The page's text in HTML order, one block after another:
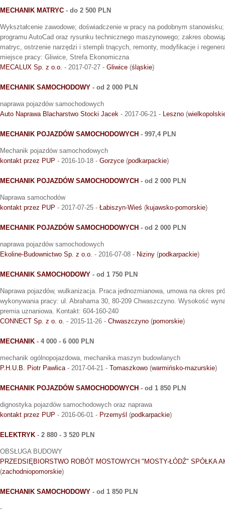
MECHANIK MATRYC - do 2 500 PLN
Wykształcenie zawodowe; doświadczenie w pracy na podobnym
programu AutoCad oraz rysunku technicznego maszynowego; zakres
matryc, ostrzenie narzędzi i stempli tnących, remonty, modyfikacje i
miejsce pracy: Gliwice, Strefa Ekonomiczna
MECALUX Sp. z o.o. - 2017-07-27 - Gliwice (śląskie)
MECHANIK SAMOCHODOWY - od 2 000 PLN
naprawa pojazdów samochodowych
Auto Naprawa Blacharstwo Stocki Jacek - 2017-06-21 - Leszno (
MECHANIK POJAZDÓW SAMOCHODOWYCH - 997,4 PLN
Mechanik pojazdów samochodowych
kontakt przez PUP - 2016-10-18 - Gorzyce (podkarpackie)
MECHANIK POJAZDÓW SAMOCHODOWYCH - od 2 000 PLN
Naprawa samochodów
kontakt przez PUP - 2017-07-25 - Łabiszyn-Wieś (kujawsko-pomorskie)
MECHANIK POJAZDÓW SAMOCHODOWYCH - od 2 000 PLN
naprawa pojazdów samochodowych
Ekoline-Budownictwo Sp. z o.o. - 2016-07-08 - Niziny (podkarpackie)
MECHANIK SAMOCHODOWY - od 1 750 PLN
Naprawa pojazdów, wulkanizacja. Praca jednozmianowa, umowa na okres
wykonywania pracy: ul. Abrahama 30, 80-209 Chwaszczyno. Wysokość
premia uznaniowa. Kontakt: 604-160-240
CONNECT Sp. z o. o. - 2015-11-26 - Chwaszczyno (pomorskie)
MECHANIK - 4 000 - 6 000 PLN
mechanik ogólnopojazdowa, mechanika maszyn budowlanych
P.H.U.B. Piotr Pawlica - 2017-04-21 - Tomaszkowo (warmińsko-mazurskie)
MECHANIK POJAZDÓW SAMOCHODOWYCH - od 1 850 PLN
dignostyka pojazdów samochodowych oraz naprawa
kontakt przez PUP - 2016-06-01 - Przemyśl (podkarpackie)
ELEKTRYK - 2 880 - 3 520 PLN
OBSŁUGA BUDOWY
PRZEDSIĘBIORSTWO ROBÓT MOSTOWYCH "MOSTY-ŁÓDŹ" SPÓŁKA
(zachodniopomorskie)
MECHANIK SAMOCHODOWY - od 1 850 PLN
-